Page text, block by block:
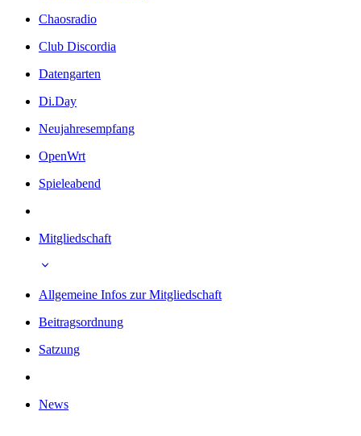
Chaosradio
Club Discordia
Datengarten
Di.Day
Neujahresempfang
OpenWrt
Spieleabend
Mitgliedschaft
Allgemeine Infos zur Mitgliedschaft
Beitragsordnung
Satzung
News